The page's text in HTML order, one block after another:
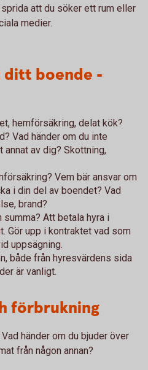
att du söker ett rum eller
medier.
ditt boende -
hemförsäkring, delat kök?
Vad händer om du inte
annat av dig? Skottning,
Vem bär ansvar om
i din del av boendet? Vad
brand?
summa? Att betala hyra i
Gör upp i kontraktet vad som
uppsägning.
både från hyresvärdens sida
är vanligt.
förbrukning
händer om du bjuder över
från någon annan?